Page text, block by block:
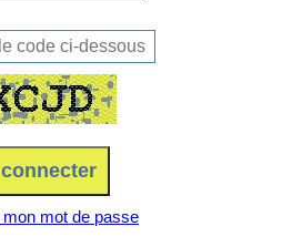
mot de passe